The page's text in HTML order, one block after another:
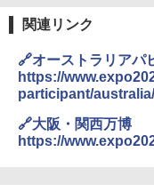
関連リンク
🔗オーストラリアパ
https://
participant/australia/
🔗大阪・関西万博
https://